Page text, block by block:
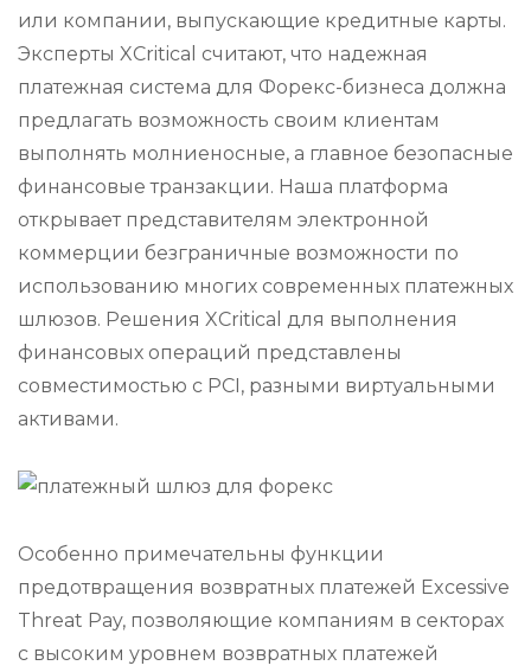
или компании, выпускающие кредитные карты.
Эксперты XCritical считают, что надежная
платежная система для Форекс-бизнеса должна
предлагать возможность своим клиентам
выполнять молниеносные, а главное безопасные
финансовые транзакции. Наша платформа
открывает представителям электронной
коммерции безграничные возможности по
использованию многих современных платежных
шлюзов. Решения XCritical для выполнения
финансовых операций представлены
совместимостью с PCI, разными виртуальными
активами.
Особенно примечательны функции
предотвращения возвратных платежей Excessive
Threat Pay, позволяющие компаниям в секторах
с высоким уровнем возвратных платежей